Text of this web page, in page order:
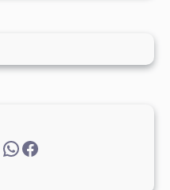
WhatsApp Facebook